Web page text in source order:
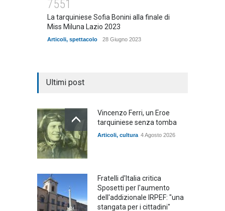
7551
La tarquiniese Sofia Bonini alla finale di
Miss Miluna Lazio 2023
Articoli, spettacolo 28 Giugno 2023
Ultimi post
Vincenzo Ferri, un Eroe
tarquiniese senza tomba
Articoli, cultura 4 Agosto 2026
Fratelli d'Italia critica
Sposetti per l'aumento
dell'addizionale IRPEF: "una
stangata per i cittadini"